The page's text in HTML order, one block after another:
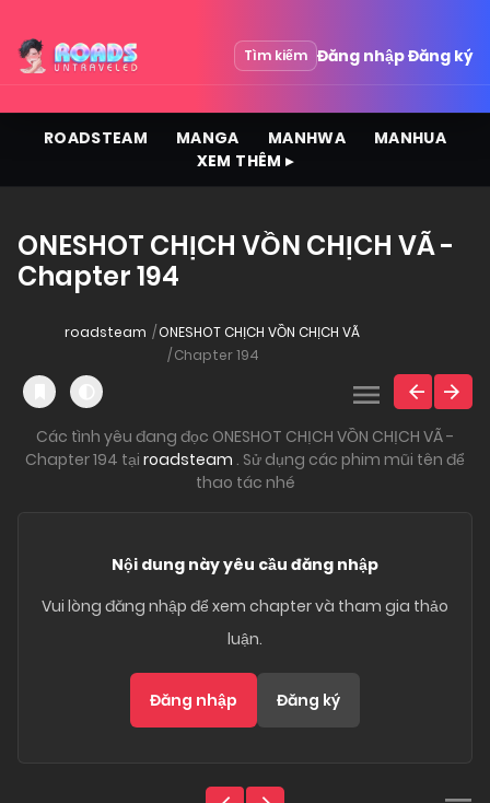
Tìm kiếm Đăng nhậpĐăng ký
ROADSTEAM MANGA MANHWA
MANHUA
XEM THÊM ▸
ONESHOT CHỊCH VỒN CHỊCH VÃ -
Chapter 194
roadsteam
ONESHOT CHỊCH VỒN CHỊCH VÃ
Chapter 194
Các tình yêu đang đọc ONESHOT CHỊCH VỒN CHỊCH VÃ -
Chapter 194 tại roadsteam . Sử dụng các phim mũi tên để
thao tác nhé
Nội dung này yêu cầu đăng nhập
Vui lòng đăng nhập để xem chapter và tham gia thảo
luận.
Đăng nhập Đăng ký